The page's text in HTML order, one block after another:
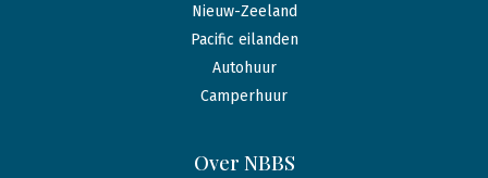
Nieuw-Zeeland
Pacific eilanden
Autohuur
Camperhuur
Over NBBS